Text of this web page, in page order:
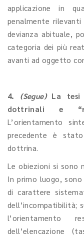
applicazione in
penalmente
devianza abituale,
categoria dei più
avanti ad oggetto
4. (Segue) La tesi
dottrinali e
L’orientamento
precedente è
dottrina.
Le obiezioni si sono
In primo luogo,
di carattere
dell’incompatibilità;
l’orientamento
dell’elencazione